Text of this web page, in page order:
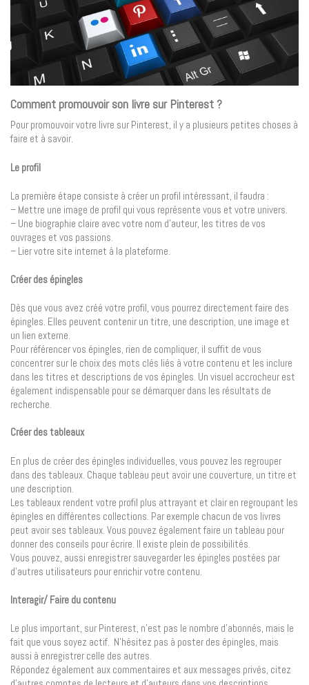
Comment promouvoir son livre sur Pinterest ?
Pour promouvoir votre livre sur Pinterest, il y a plusieurs petites choses à
faire et à savoir.
Le profil
La première étape consiste à créer un profil intéressant, il faudra :
– Mettre une image de profil qui vous représente vous et votre univers.
– Une biographie claire avec votre nom d’auteur, les titres de vos
ouvrages et vos passions.
– Lier votre site internet à la plateforme.
Créer des épingles
Dès que vous avez créé votre profil, vous pourrez directement faire des
épingles. Elles peuvent contenir un titre, une description, une image et
un lien externe.
Pour référencer vos épingles, rien de compliquer, il suffit de vous
concentrer sur le choix des mots clés liés à votre contenu et les inclure
dans les titres et descriptions de vos épingles. Un visuel accrocheur est
également indispensable pour se démarquer dans les résultats de
recherche.
Créer des tableaux
En plus de créer des épingles individuelles, vous pouvez les regrouper
dans des tableaux. Chaque tableau peut avoir une couverture, un titre et
une description.
Les tableaux rendent votre profil plus attrayant et clair en regroupant les
épingles en différentes collections. Par exemple chacun de vos livres
peut avoir ses tableaux. Vous pouvez également faire un tableau pour
donner des conseils pour écrire. Il existe plein de possibilités.
Vous pouvez, aussi enregistrer sauvegarder les épingles postées par
d’autres utilisateurs pour enrichir votre contenu.
Interagir/ Faire du contenu
Le plus important, sur Pinterest, n’est pas le nombre d’abonnés, mais le
fait que vous soyez actif. N’hésitez pas à poster des épingles, mais
aussi à enregistrer celle des autres.
Répondez également aux commentaires et aux messages privés, citez